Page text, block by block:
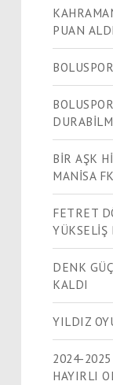
PUAN
BİR AŞK
MANİSA
FETRET
YÜKSELİŞ
DENK
KALDI
YILDIZ
2024-2025
HAYIRLI